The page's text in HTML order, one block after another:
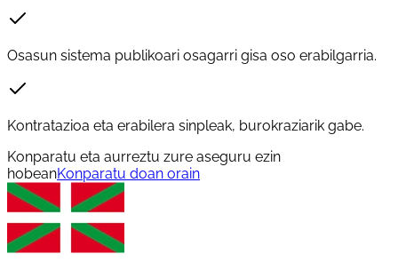
Osasun sistema publikoari osagarri gisa oso erabilgarria.
Kontratazioa eta erabilera sinpleak, burokraziarik gabe.
Konparatu eta aurreztu zure aseguru ezin
hobeanKonparatu doan orain